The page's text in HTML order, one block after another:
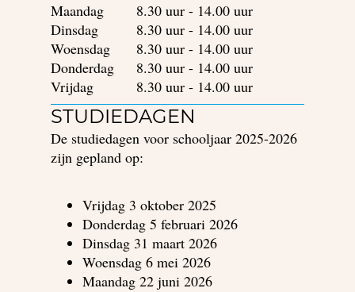
Maandag
8.30 uur - 14.00 uur
Dinsdag
8.30 uur - 14.00 uur
Woensdag
8.30 uur - 14.00 uur
Donderdag 8.30 uur - 14.00 uur
Vrijdag
8.30 uur - 14.00 uur
STUDIEDAGEN
De studiedagen voor schooljaar 2025-2026
zijn gepland op:
Vrijdag 3 oktober 2025
Donderdag 5 februari 2026
Dinsdag 31 maart 2026
Woensdag 6 mei 2026
Maandag 22 juni 2026